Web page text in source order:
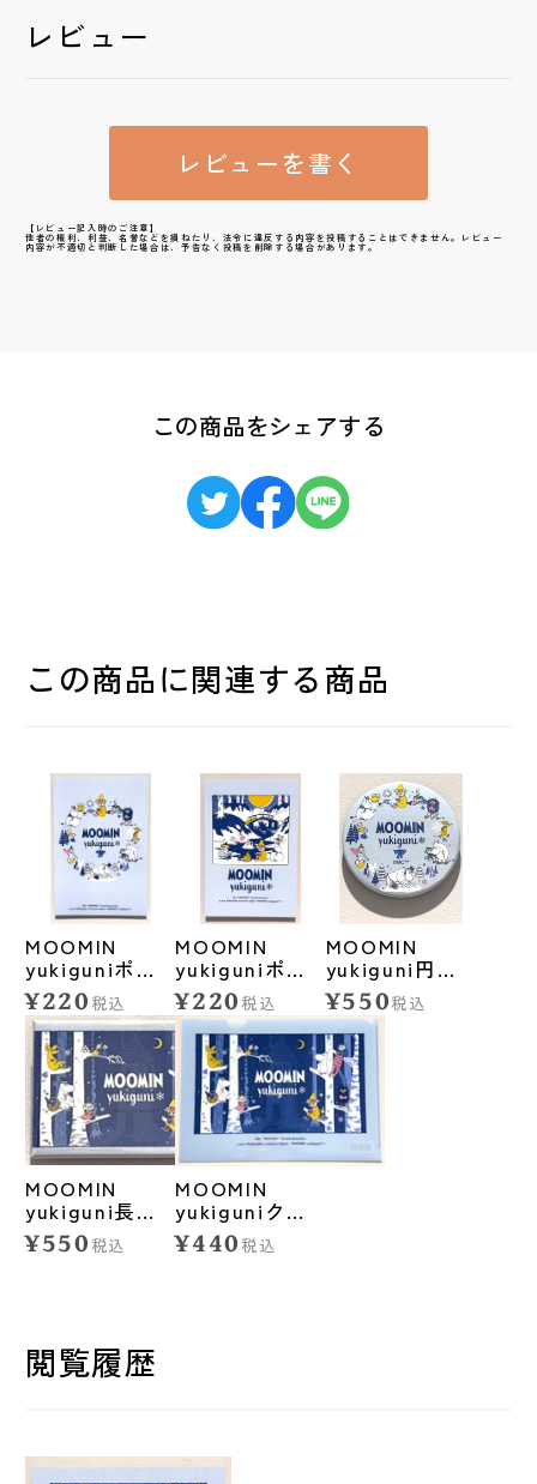
レビュー
レビューを書く
【レビュー記入時のご注意】
他者の権利、利益、名誉などを損ねたり、法令に違反する内容を投稿することはできません。レビュー
内容が不適切と判断した場合は、予告なく投稿を削除する場合があります。
この商品をシェアする
この商品に関連する商品
MOOMIN
yukiguniポス
トカード<リン
グ>
¥220 税込
MOOMIN
yukiguniポス
トカード<青い
池>
¥220 税込
MOOMIN
yukiguni円形
マグネット
¥550税込
MOOMIN
yukiguni長方
形マグネット
¥550 税込
MOOMIN
yukiguniクリ
アファイル<白
樺>
¥440 税込
閲覧履歴